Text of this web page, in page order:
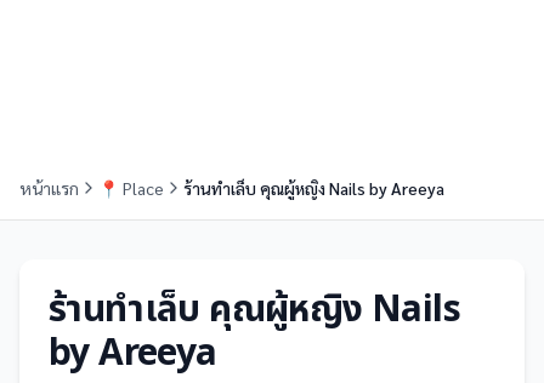
หน้าแรก 📍 Place ร้านทำเล็บ คุณผู้หญิง Nails by Areeya
ร้านทำเล็บ คุณผู้หญิง Nails
by Areeya